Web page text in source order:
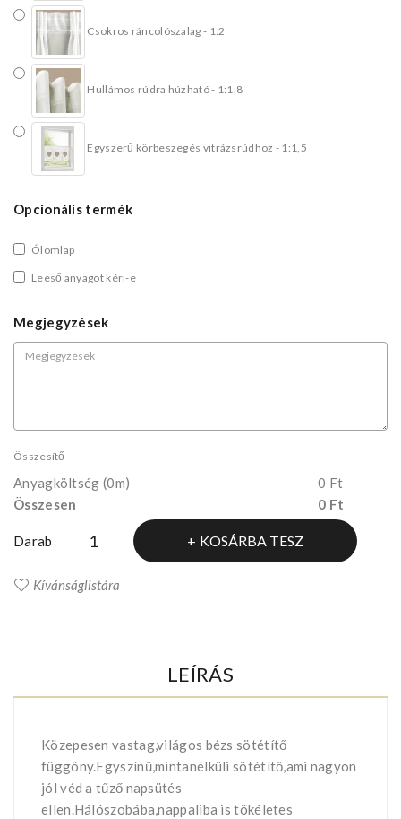
Csokros ráncolószalag - 1:2
Hullámos rúdra húzható - 1:1,8
Egyszerű körbeszegés vitrázsrúdhoz - 1:1,5
Opcionális termék
Ólomlap
Leeső anyagot kéri-e
Megjegyzések
Összesítő
Anyagköltség (0m)
0 Ft
Összesen
0 Ft
Darab KOSÁRBA TESZ
Kívánságlistára
LEÍRÁS
Közepesen vastag,világos bézs sötétítő
függöny.Egyszínű,mintanélküli sötétítő,ami nagyon
jól véd a tűző napsütés
ellen.Hálószobába,nappaliba is tökéletes